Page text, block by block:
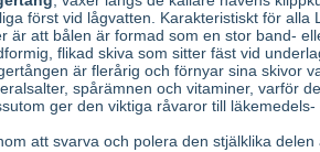
först vid lågvatten. Karakteristiskt för alla
är att bålen är formad som en stor band-
flikad skiva som sitter fäst vid
är flerårig och förnyar sina skivor
spårämnen och vitaminer, varför
ger den viktiga råvaror till läkemedels-
att svarva och polera den stjälklika